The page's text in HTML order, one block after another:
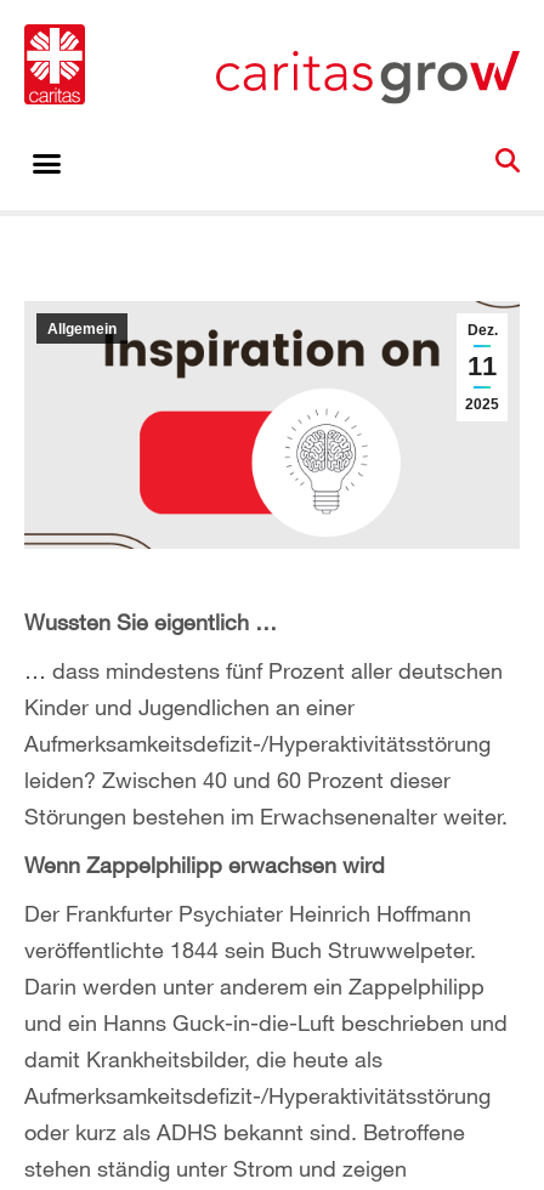
Dez.
11
2025
Allgemein
Wussten Sie eigentlich …
… dass mindestens fünf Prozent aller deutschen
Kinder und Jugendlichen an einer
Aufmerksamkeitsdefizit-/Hyperaktivitätsstörung
leiden? Zwischen 40 und 60 Prozent dieser
Störungen bestehen im Erwachsenenalter weiter.
Wenn Zappelphilipp erwachsen wird
Der Frankfurter Psychiater Heinrich Hoffmann
veröffentlichte 1844 sein Buch Struwwelpeter.
Darin werden unter anderem ein Zappelphilipp
und ein Hanns Guck-in-die-Luft beschrieben und
damit Krankheitsbilder, die heute als
Aufmerksamkeitsdefizit-/Hyperaktivitätsstörung
oder kurz als ADHS bekannt sind. Betroffene
stehen ständig unter Strom und zeigen